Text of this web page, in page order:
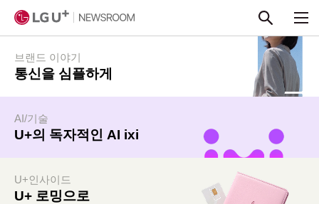
브랜드 이야기
통신을 심플하게
AI/기술
U+의 독자적인 AI ixi
U+인사이드
U+ 로밍으로